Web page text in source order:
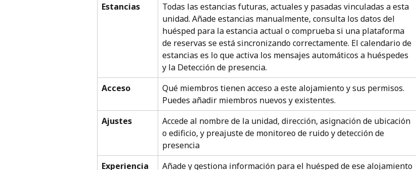
Estancias
Todas las estancias futuras, actuales y pasadas vinculadas a esta
unidad. Añade estancias manualmente, consulta los datos del
huésped para la estancia actual o comprueba si una plataforma
de reservas se está sincronizando correctamente. El calendario de
estancias es lo que activa los mensajes automáticos a huéspedes
y la Detección de presencia.
Acceso
Qué miembros tienen acceso a este alojamiento y sus permisos.
Puedes añadir miembros nuevos y existentes.
Ajustes
Accede al nombre de la unidad, dirección, asignación de ubicación
o edificio, y preajuste de monitoreo de ruido y detección de
presencia
Experiencia
Añade y gestiona información para el huésped de ese alojamiento